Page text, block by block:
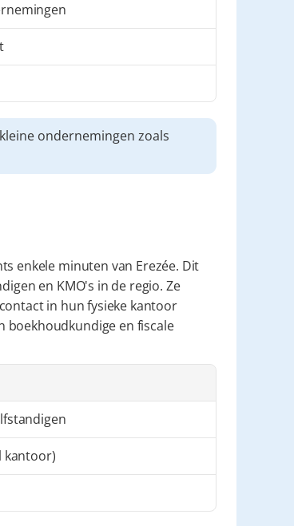
ondernemingen zoals
enkele minuten van Erezée. Dit
en KMO's in de regio. Ze
in hun fysieke kantoor
boekhoudkundige en fiscale
kantoor)